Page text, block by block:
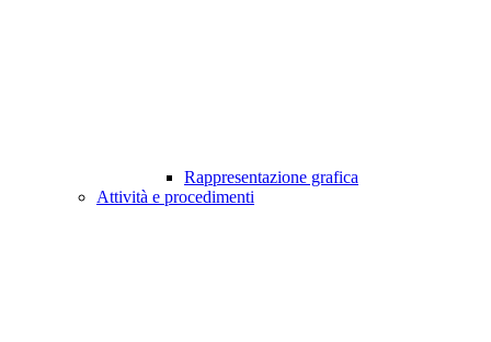
Rappresentazione grafica
Attività e procedimenti